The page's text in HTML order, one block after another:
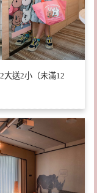
大送2小（未滿12